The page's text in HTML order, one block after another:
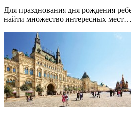
Для празднования дня рождения
найти множество интересных мест…